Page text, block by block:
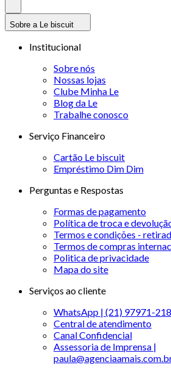
Sobre a Le biscuit
Institucional
Sobre nós
Nossas lojas
Clube Minha Le
Blog da Le
Trabalhe conosco
Serviço Financeiro
Cartão Le biscuit
Empréstimo Dim Dim
Perguntas e Respostas
Formas de pagamento
Política de troca e
Termos e condições -
Termos de compras
Politica de privacidade
Mapa do site
Serviços ao cliente
WhatsApp | (21) 97971-
Central de atendimento
Canal Confidencial
Assessoria de Imprensa |